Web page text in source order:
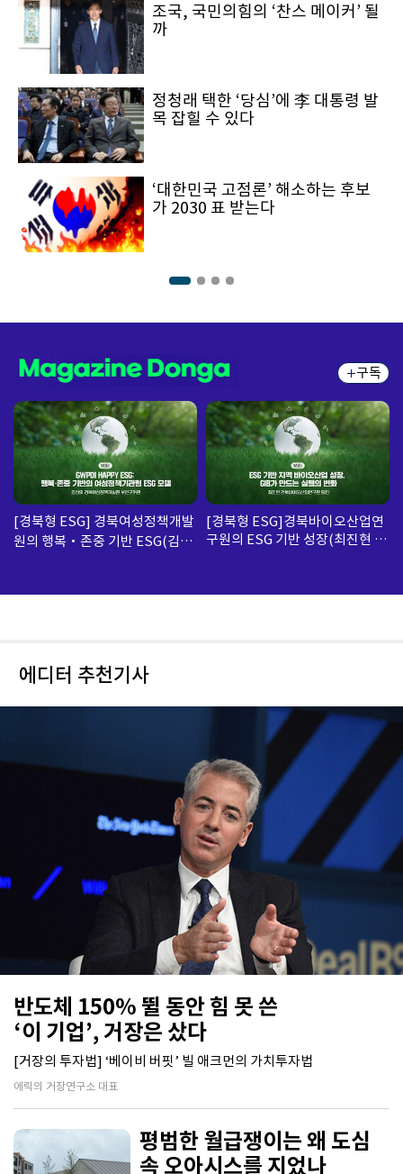
조국, 국민의힘의 ‘찬스 메이커’ 될
까
정청래 택한 ‘당심’에 李 대통령 발
목 잡힐 수 있다
‘대한민국 고점론’ 해소하는 후보
가 2030 표 받는다
구독
[경북형 ESG] 경북여성정책개발
원의 행복‧존중 기반 ESG(김성
[경북형 ESG]경북바이오산업연
구원의 ESG 기반 성장(최진현 경
에디터 추천기사
반도체 150% 뛸 동안 힘 못 쓴
‘이 기업’, 거장은 샀다
[거장의 투자법] ‘베이비 버핏’ 빌 애크먼의 가치투자법
에릭의 거장연구소 대표
평범한 월급쟁이는 왜 도심
속 오아시스를 지었나